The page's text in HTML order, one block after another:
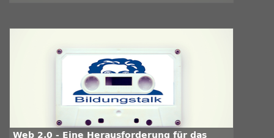
Web 2.0 - Eine Herausforderung für das